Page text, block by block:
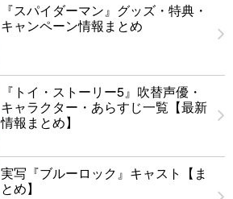
『スパイダーマン』グッズ・特典・
キャンペーン情報まとめ
『トイ・ストーリー5』吹替声優・
キャラクター・あらすじ一覧【最新
情報まとめ】
実写『ブルーロック』キャスト【ま
とめ】